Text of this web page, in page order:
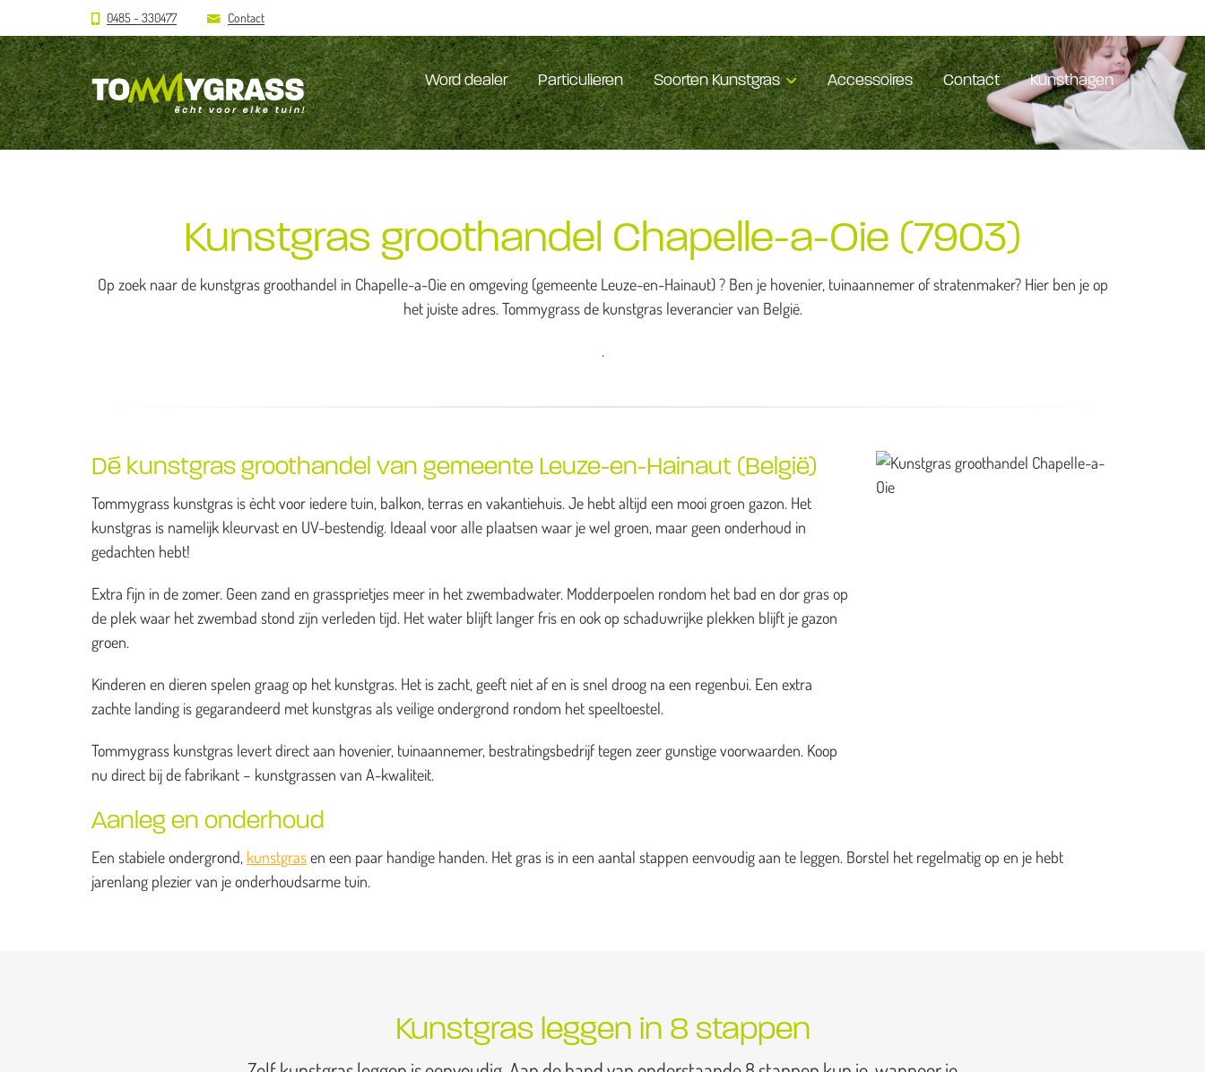
0485 - 330477 Contact
Word dealer Particulieren Soorten Kunstgras Accessoires Contact Kunsthagen
Kunstgras groothandel Chapelle-a-Oie (7903)
Op zoek naar de kunstgras groothandel in Chapelle-a-Oie en omgeving (gemeente Leuze-en-Hainaut) ? Ben je hovenier, tuinaannemer of stratenmaker? Hier ben je op
het juiste adres. Tommygrass de kunstgras leverancier van België.
.
Dé kunstgras groothandel van gemeente Leuze-en-Hainaut (België)
Tommygrass kunstgras is ècht voor iedere tuin, balkon, terras en vakantiehuis. Je hebt altijd een mooi groen gazon. Het
kunstgras is namelijk kleurvast en UV-bestendig. Ideaal voor alle plaatsen waar je wel groen, maar geen onderhoud in
gedachten hebt!
Extra fijn in de zomer. Geen zand en grassprietjes meer in het zwembadwater. Modderpoelen rondom het bad en dor gras op
de plek waar het zwembad stond zijn verleden tijd. Het water blijft langer fris en ook op schaduwrijke plekken blijft je gazon
groen.
Kinderen en dieren spelen graag op het kunstgras. Het is zacht, geeft niet af en is snel droog na een regenbui. Een extra
zachte landing is gegarandeerd met kunstgras als veilige ondergrond rondom het speeltoestel.
Tommygrass kunstgras levert direct aan hovenier, tuinaannemer, bestratingsbedrijf tegen zeer gunstige voorwaarden. Koop
nu direct bij de fabrikant – kunstgrassen van A-kwaliteit.
Aanleg en onderhoud
Een stabiele ondergrond, kunstgrasen een paar handige handen. Het gras is in een aantal stappen eenvoudig aan te leggen. Borstel het regelmatig op en je hebt
jarenlang plezier van je onderhoudsarme tuin.
Kunstgras leggen in 8 stappen